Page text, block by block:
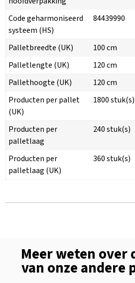
Code geharmoniseerd
systeem (HS)
84439990
Palletbreedte (UK)
100 cm
Palletlengte (UK)
120 cm
Pallethoogte (UK)
120 cm
Producten per pallet
(UK)
1800 stuk(s)
Producten per
palletlaag
240 stuk(s)
Producten per
palletlaag (UK)
360 stuk(s)
Meer weten over
van onze andere